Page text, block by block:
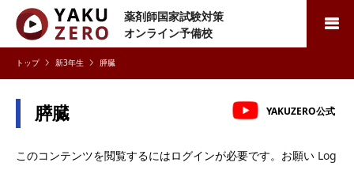
薬剤師国家試験対策
オンライン予備校
検索
新3年生 膵臓
膵臓 YAKUZERO公式
このコンテンツを閲覧するにはログインが必要です。お願い Log